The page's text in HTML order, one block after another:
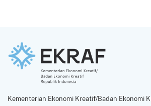
Kementerian Ekonomi Kreatif/Badan Ekonomi